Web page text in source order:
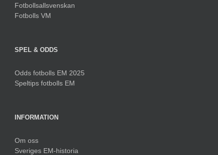
Fotbollsallsvenskan
Fotbolls VM
SPEL & ODDS
Odds fotbolls EM 2025
Speltips fotbolls EM
INFORMATION
Om oss
Sveriges EM-historia